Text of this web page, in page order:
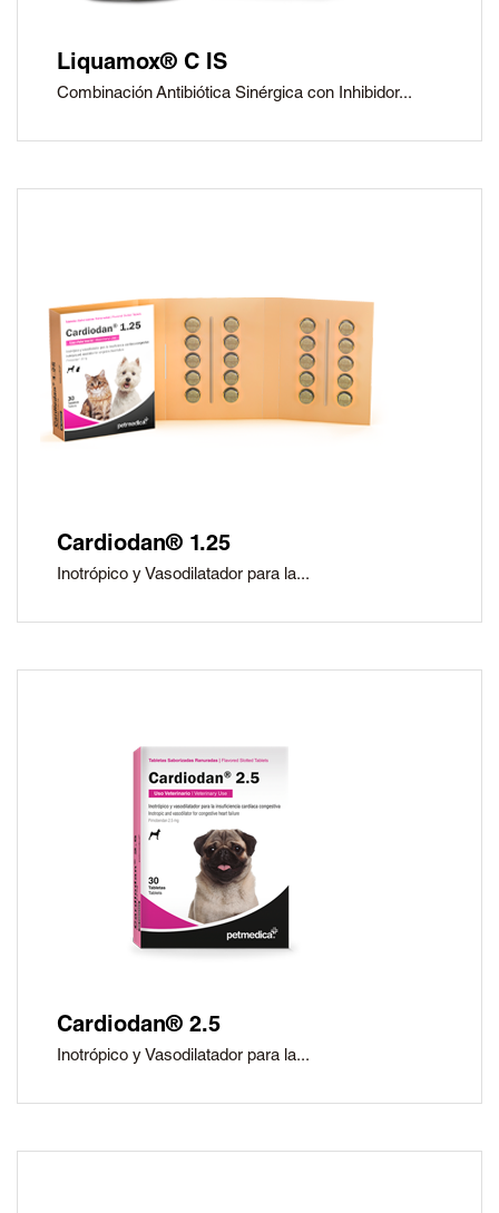
Liquamox® C IS
Combinación Antibiótica Sinérgica con Inhibidor...
Cardiodan® 1.25
Inotrópico y Vasodilatador para la...
Cardiodan® 2.5
Inotrópico y Vasodilatador para la...